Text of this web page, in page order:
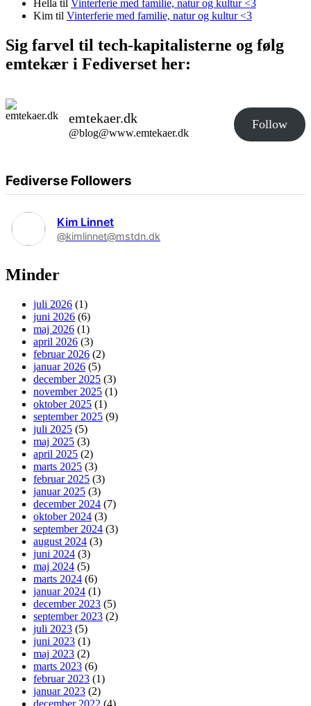
Hella til Vinterferie med familie, natur og kultur <3
Kim til Vinterferie med familie, natur og kultur <3
Sig farvel til tech-kapitalisterne og følg
emtekær i Fediverset her:
emtekaer.dk
@blog@www.emtekaer.dk
Follow
Fediverse Followers
Kim Linnet
@kimlinnet@mstdn.dk
Minder
juli 2026 (1)
juni 2026 (6)
maj 2026 (1)
april 2026 (3)
februar 2026 (2)
januar 2026 (5)
december 2025 (3)
november 2025 (1)
oktober 2025 (1)
september 2025 (9)
juli 2025 (5)
maj 2025 (3)
april 2025 (2)
marts 2025 (3)
februar 2025 (3)
januar 2025 (3)
december 2024 (7)
oktober 2024 (3)
september 2024 (3)
august 2024 (3)
juni 2024 (3)
maj 2024 (5)
marts 2024 (6)
januar 2024 (1)
december 2023 (5)
september 2023 (2)
juli 2023 (5)
juni 2023 (1)
maj 2023 (2)
marts 2023 (6)
februar 2023 (1)
januar 2023 (2)
december 2022 (4)